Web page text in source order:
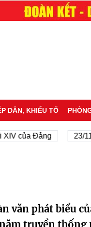
DÂN, KHIẾU TỐ
của Đảng 23/11/
văn phát biểu
truyền thống